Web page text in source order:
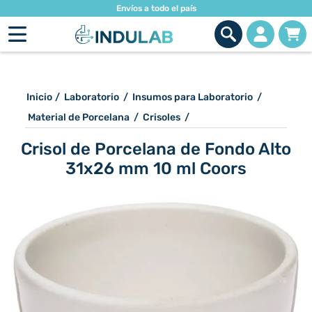
Envíos a todo el país
Inicio / Laboratorio / Insumos para Laboratorio /
Material de Porcelana / Crisoles /
Crisol de Porcelana de Fondo Alto
31x26 mm 10 ml Coors